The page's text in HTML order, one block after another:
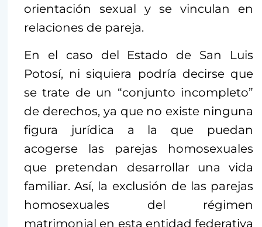
orientación sexual y se vinculan en
relaciones de pareja.
En el caso del Estado de San Luis
Potosí, ni siquiera podría decirse que
se trate de un “conjunto incompleto”
de derechos, ya que no existe ninguna
figura jurídica a la que puedan
acogerse las parejas homosexuales
que pretendan desarrollar una vida
familiar. Así, la exclusión de las parejas
homosexuales del régimen
matrimonial en esta entidad federativa